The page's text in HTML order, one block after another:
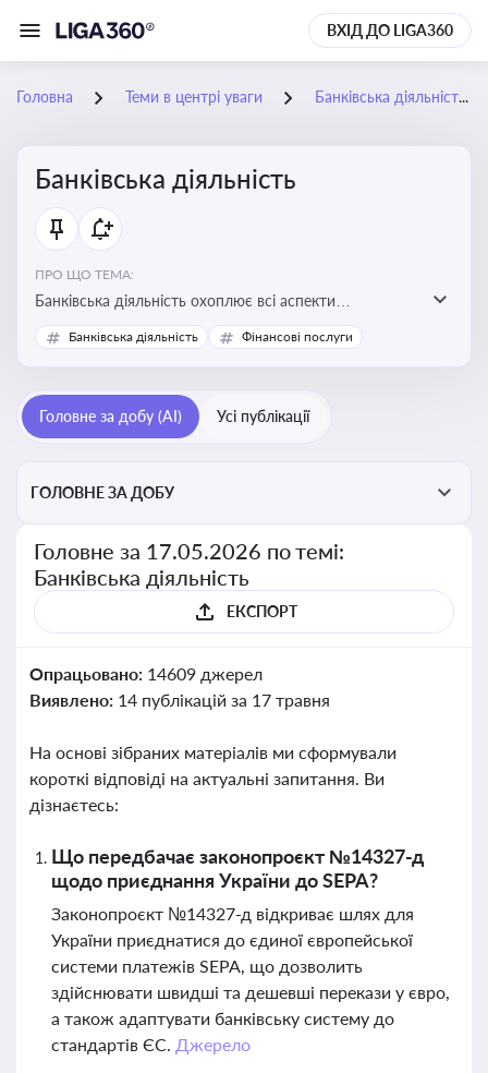
ВХІД ДО LIGA360
Головна Теми в центрі уваги Банківська діяльність
Банківська діяльність
ПРО ЩО ТЕМА:
Банківська діяльність охоплює всі аспекти
регулювання, нагляду та ліцензування банківських
установ
Банківська діяльність Фінансові послуги
Головне за добу (AI) Усі публікації
ГОЛОВНЕ ЗА ДОБУ
Головне за 17.05.2026 по темі:
Банківська діяльність
ЕКСПОРТ
Опрацьовано: 14609 джерел
Виявлено: 14 публікацій за 17 травня
На основі зібраних матеріалів ми сформували
короткі відповіді на актуальні запитання. Ви
дізнаєтесь:
Що передбачає законопроєкт №14327-д
щодо приєднання України до SEPA?
Законопроєкт №14327-д відкриває шлях для
України приєднатися до єдиної європейської
системи платежів SEPA, що дозволить
здійснювати швидші та дешевші перекази у євро,
а також адаптувати банківську систему до
стандартів ЄС. Джерело